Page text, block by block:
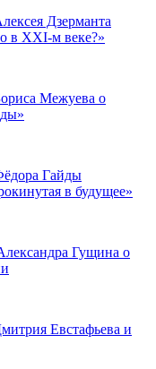
Дзерманта
в XXI-м веке?»
Межуева о
Гайды
в будущее»
Гущина о
Евстафьева и